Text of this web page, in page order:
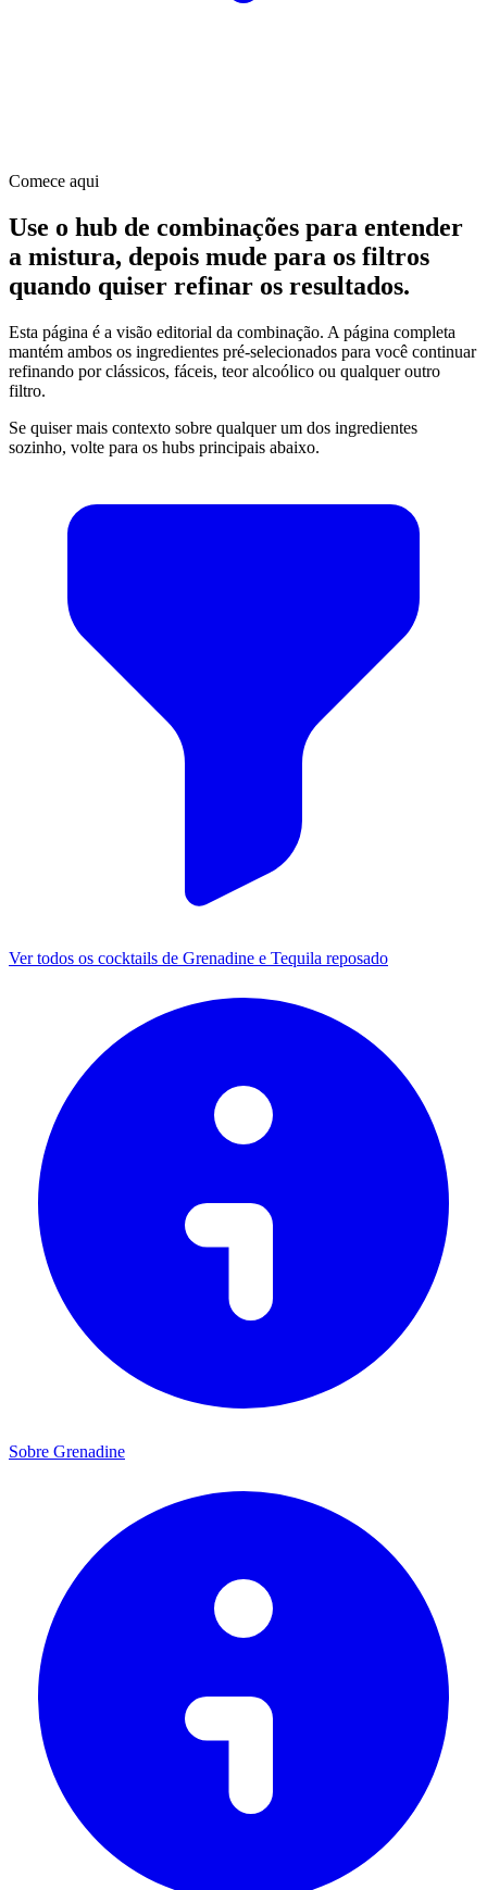
Comece aqui
Use o hub de combinações para entender
a mistura, depois mude para os filtros
quando quiser refinar os resultados.
Esta página é a visão editorial da combinação. A página completa
mantém ambos os ingredientes pré-selecionados para você continuar
refinando por clássicos, fáceis, teor alcoólico ou qualquer outro
filtro.
Se quiser mais contexto sobre qualquer um dos ingredientes
sozinho, volte para os hubs principais abaixo.
Ver todos os cocktails de Grenadine e Tequila reposado
Sobre Grenadine